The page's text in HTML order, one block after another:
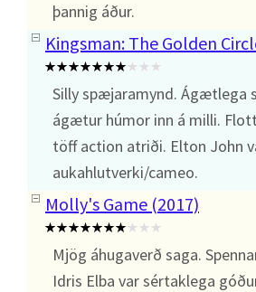
þannig áður.
Kingsman: The Golden
Silly spæjaramynd. Ágætlega
ágætur húmor inn á milli.
töff action atriði. Elton John
aukahlutverki/cameo.
Molly's Game (2017)
Mjög áhugaverð saga.
Idris Elba var sértaklega